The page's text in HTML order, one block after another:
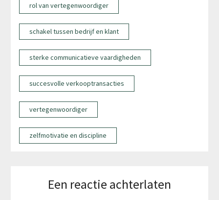
rol van vertegenwoordiger
schakel tussen bedrijf en klant
sterke communicatieve vaardigheden
succesvolle verkooptransacties
vertegenwoordiger
zelfmotivatie en discipline
Een reactie achterlaten